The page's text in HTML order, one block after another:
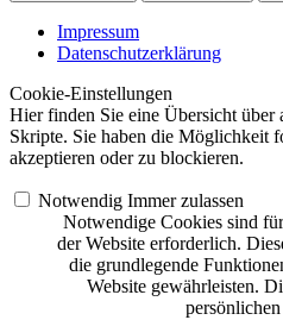
Impressum
Datenschutzerklärung
Cookie-Einstellungen
Hier finden Sie eine Übersicht über
Skripte. Sie haben die Möglichkeit
akzeptieren oder zu blockieren.
Notwendig Immer zulassen
Notwendige Cookies sind
der Website erforderlich.
die grundlegende
Website gewährleisten.